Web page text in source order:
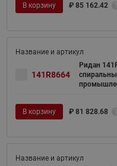
В корзину ₽ 85 162.42
141R8664
Ридан
В корзину ₽ 81 828.68